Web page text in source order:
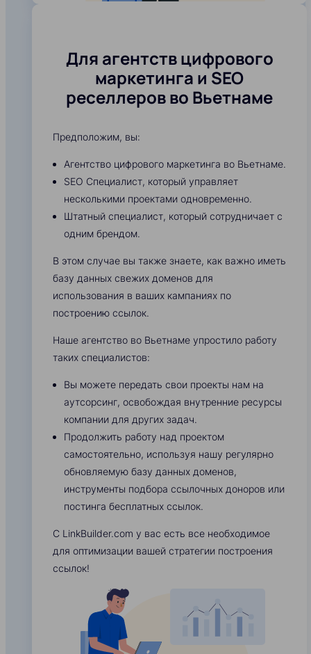
Для агентств цифрового
маркетинга и SEO
реселлеров во Вьетнаме
Предположим, вы:
Агентство цифрового маркетинга во Вьетнаме.
SEO Специалист, который управляет
несколькими проектами одновременно.
Штатный специалист, который сотрудничает с
одним брендом.
В этом случае вы также знаете, как важно иметь
базу данных свежих доменов для
использования в ваших кампаниях по
построению ссылок.
Наше агентство во Вьетнаме упростило работу
таких специалистов:
Вы можете передать свои проекты нам на
аутсорсинг, освобождая внутренние ресурсы
компании для других задач.
Продолжить работу над проектом
самостоятельно, используя нашу регулярно
обновляемую базу данных доменов,
инструменты подбора ссылочных доноров или
постинга бесплатных ссылок.
С LinkBuilder.com у вас есть все необходимое
для оптимизации вашей стратегии построения
ссылок!